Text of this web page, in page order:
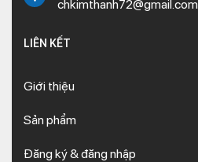
chkimthanh72@gmail.com
LIÊN KẾT
Giới thiệu
Sản phẩm
Đăng ký & đăng nhập